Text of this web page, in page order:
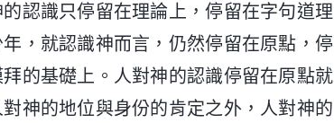
認識只停留在理論上，停留在字句道理
，就認識神而言，仍然停留在原點，停
的基礎上。人對神的認識停留在原點就
神的地位與身份的肯定之外，人對神的